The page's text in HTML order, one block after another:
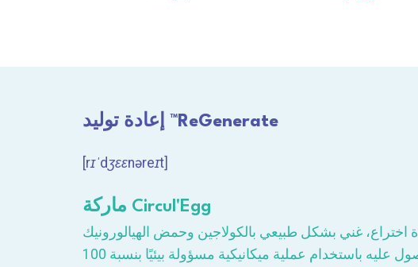
إعادة توليد ™ReGenerate
[rɪˈdʒɛɛnəreɪt]
ماركة Circul'Egg
غني بشكل طبيعي بالكولاجين وحمض الهيالورونيك
والإيلاستين. يتم الحصول عليه باستخدام عملية ميكانيكية مسؤولة بيئيًا بنسبة 100% (Clean Label)، حيث يتم